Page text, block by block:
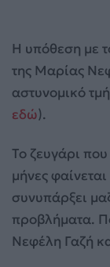
Η υπόθεση με
της Μαρίας
αστυνομικό
εδώ).
Το ζευγάρι
μήνες
συνυπάρξει
προβλήματα.
Νεφέλη Γαζή